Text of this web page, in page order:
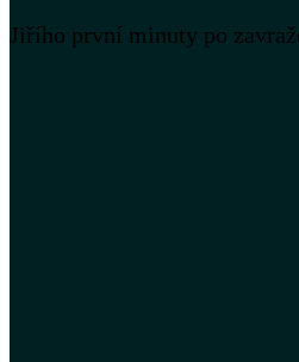
Jiřího první minuty po